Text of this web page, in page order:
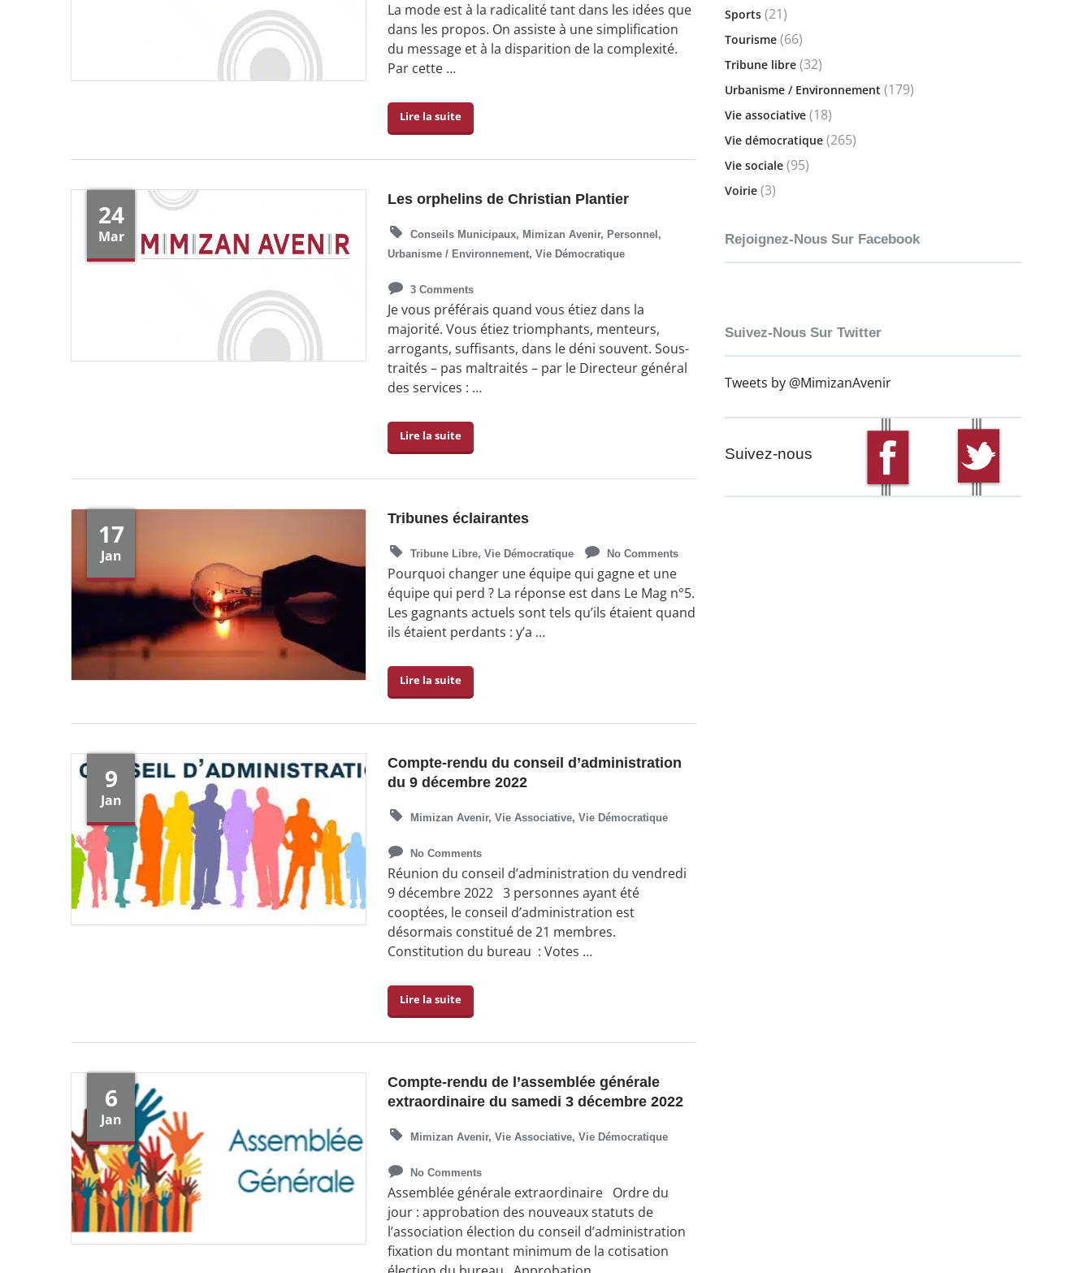
La mode est à la radicalité tant dans les idées que
dans les propos. On assiste à une simplification
du message et à la disparition de la complexité.
Par cette …
Lire la suite
24
Mar
Les orphelins de Christian Plantier
Conseils Municipaux, Mimizan Avenir, Personnel ,
Urbanisme / Environnement, Vie Démocratique
3 Comments
Je vous préférais quand vous étiez dans la
majorité. Vous étiez triomphants, menteurs,
arrogants, suffisants, dans le déni souvent. Sous-
traités – pas maltraités – par le Directeur général
des services : …
Lire la suite
17
Jan
Tribunes éclairantes
Tribune Libre, Vie Démocratique No Comments
Pourquoi changer une équipe qui gagne et une
équipe qui perd ? La réponse est dans Le Mag n°5.
Les gagnants actuels sont tels qu’ils étaient quand
ils étaient perdants : y’a …
Lire la suite
9
Jan
Compte-rendu du conseil d’administration
du 9 décembre 2022
Mimizan Avenir, Vie Associative, Vie Démocratique
No Comments
Réunion du conseil d’administration du vendredi
9 décembre 2022 3 personnes ayant été
cooptées, le conseil d’administration est
désormais constitué de 21 membres.
Constitution du bureau : Votes …
Lire la suite
6
Jan
Compte-rendu de l’assemblée générale
extraordinaire du samedi 3 décembre 2022
Mimizan Avenir, Vie Associative, Vie Démocratique
No Comments
Assemblée générale extraordinaire Ordre du
jour : approbation des nouveaux statuts de
l’association élection du conseil d’administration
fixation du montant minimum de la cotisation
Sports (21)
Tourisme (66)
Tribune libre (32)
Urbanisme / Environnement (179)
Vie associative (18)
Vie démocratique (265)
Vie sociale (95)
Voirie (3)
Rejoignez-Nous Sur Facebook
Suivez-Nous Sur Twitter
Tweets by @MimizanAvenir
Suivez-nous